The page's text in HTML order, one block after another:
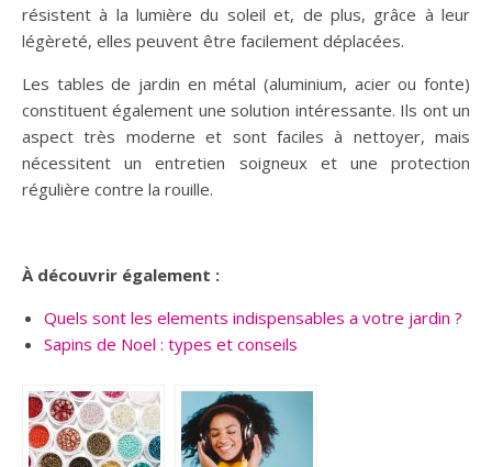
résistent à la lumière du soleil et, de plus, grâce à leur
légèreté, elles peuvent être facilement déplacées.
Les tables de jardin en métal (aluminium, acier ou fonte)
constituent également une solution intéressante. Ils ont un
aspect très moderne et sont faciles à nettoyer, mais
nécessitent un entretien soigneux et une protection
régulière contre la rouille.
À découvrir également :
Quels sont les elements indispensables a votre jardin ?
Sapins de Noel : types et conseils